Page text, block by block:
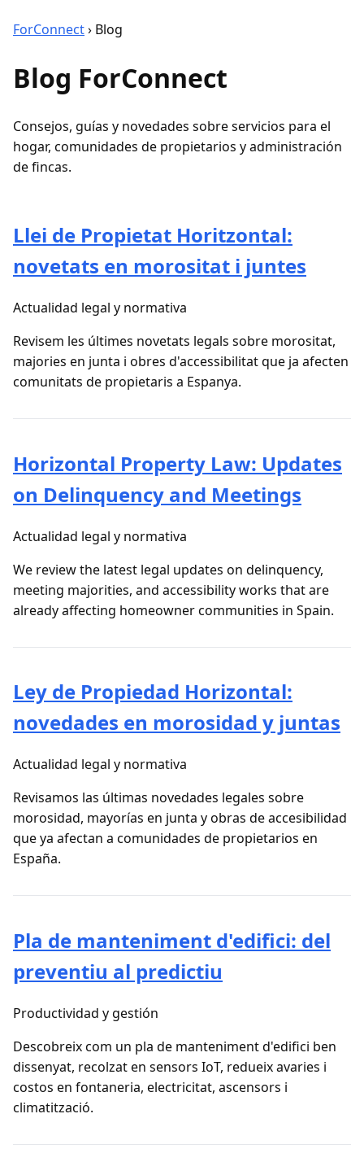
ForConnect› Blog
Blog ForConnect
Consejos, guías y novedades sobre servicios para el
hogar, comunidades de propietarios y administración
de fincas.
Llei de Propietat Horitzontal:
novetats en morositat i juntes
Actualidad legal y normativa
Revisem les últimes novetats legals sobre morositat,
majories en junta i obres d'accessibilitat que ja afecten
comunitats de propietaris a Espanya.
Horizontal Property Law: Updates
on Delinquency and Meetings
Actualidad legal y normativa
We review the latest legal updates on delinquency,
meeting majorities, and accessibility works that are
already affecting homeowner communities in Spain.
Ley de Propiedad Horizontal:
novedades en morosidad y juntas
Actualidad legal y normativa
Revisamos las últimas novedades legales sobre
morosidad, mayorías en junta y obras de accesibilidad
que ya afectan a comunidades de propietarios en
España.
Pla de manteniment d'edifici: del
preventiu al predictiu
Productividad y gestión
Descobreix com un pla de manteniment d'edifici ben
dissenyat, recolzat en sensors IoT, redueix avaries i
costos en fontaneria, electricitat, ascensors i
climatització.